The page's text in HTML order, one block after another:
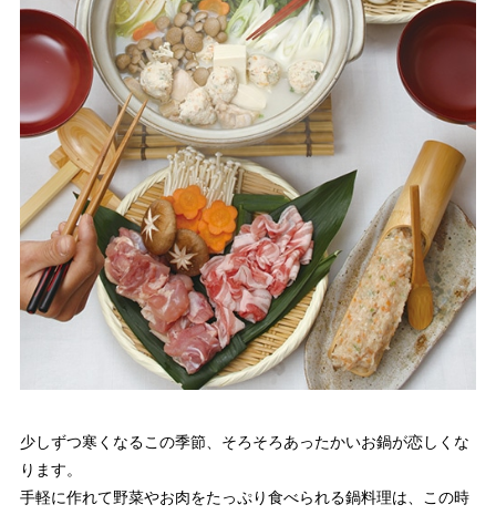
少しずつ寒くなるこの季節、そろそろあったかいお鍋が恋しくな
ります。
手軽に作れて野菜やお肉をたっぷり食べられる鍋料理は、この時